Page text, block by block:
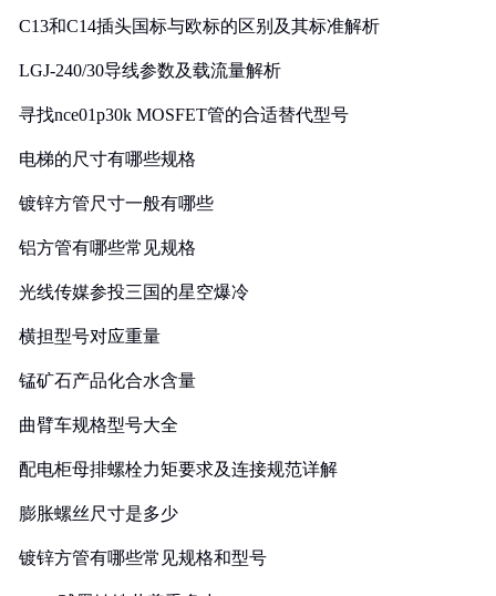
C13和C14插头国标与欧标的区别及其标准解析
LGJ-240/30导线参数及载流量解析
寻找nce01p30k MOSFET管的合适替代型号
电梯的尺寸有哪些规格
镀锌方管尺寸一般有哪些
铝方管有哪些常见规格
光线传媒参投三国的星空爆冷
横担型号对应重量
锰矿石产品化合水含量
曲臂车规格型号大全
配电柜母排螺栓力矩要求及连接规范详解
膨胀螺丝尺寸是多少
镀锌方管有哪些常见规格和型号